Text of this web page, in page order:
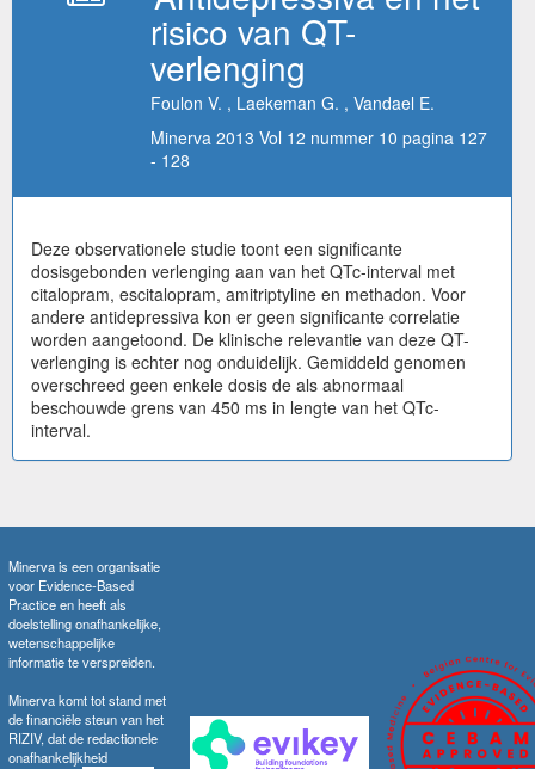
risico van QT-
verlenging
Foulon V. , Laekeman G. , Vandael E.
Minerva 2013 Vol 12 nummer 10 pagina 127
- 128
Deze observationele studie toont een significante
dosisgebonden verlenging aan van het QTc-interval met
citalopram, escitalopram, amitriptyline en methadon. Voor
andere antidepressiva kon er geen significante correlatie
worden aangetoond. De klinische relevantie van deze QT-
verlenging is echter nog onduidelijk. Gemiddeld genomen
overschreed geen enkele dosis de als abnormaal
beschouwde grens van 450 ms in lengte van het QTc-
interval.
Minerva is een organisatie
voor Evidence-Based
Practice en heeft als
doelstelling onafhankelijke,
wetenschappelijke
informatie te verspreiden.
Minerva komt tot stand met
de financiële steun van het
RIZIV, dat de redactionele
onafhankelijkheid